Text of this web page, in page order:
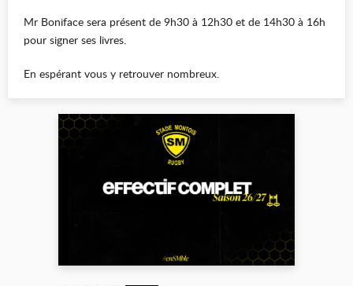
Mr Boniface sera présent de 9h30 à 12h30 et de 14h30 à 16h
pour signer ses livres.
En espérant vous y retrouver nombreux.